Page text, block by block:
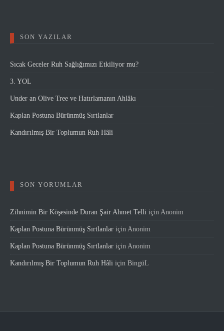
SON YAZILAR
Sıcak Geceler Ruh Sağlığımızı Etkiliyor mu?
3. YOL
Under an Olive Tree ve Hatırlamanın Ahlâkı
Kaplan Postuna Bürünmüş Sırtlanlar
Kandırılmış Bir Toplumun Ruh Hâli
SON YORUMLAR
Zihnimin Bir Köşesinde Duran Şair Ahmet Telli için Anonim
Kaplan Postuna Bürünmüş Sırtlanlar için Anonim
Kaplan Postuna Bürünmüş Sırtlanlar için Anonim
Kandırılmış Bir Toplumun Ruh Hâli için BingüL